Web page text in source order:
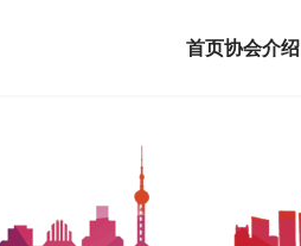
首页协会介绍